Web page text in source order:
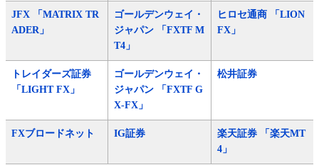
JFX 「MATRIX TR
ADER」
ゴールデンウェイ・
ジャパン 「FXTF M
T4」
ヒロセ通商 「LION
FX」
トレイダーズ証券
「LIGHT FX」
ゴールデンウェイ・
ジャパン 「FXTF G
X-FX」
松井証券
FXブロードネット IG証券
楽天証券 「楽天MT
4」